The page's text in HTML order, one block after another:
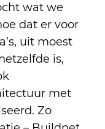
wat we
dat er voor
uit moest
is,
met
Zo